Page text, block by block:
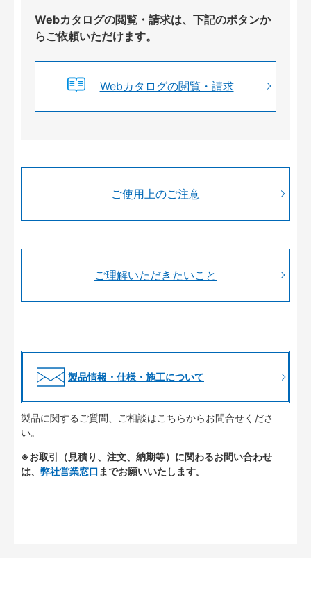
Webカタログの閲覧・請求は、下記のボタンか
らご依頼いただけます。
Webカタログの閲覧・請求
ご使用上のご注意
ご理解いただきたいこと
製品情報・仕様・施工について
製品に関するご質問、ご相談はこちらからお問合せくださ
い。
※お取引（見積り、注文、納期等）に関わるお問い合わせ
は、 弊社営業窓口 までお願いいたします。